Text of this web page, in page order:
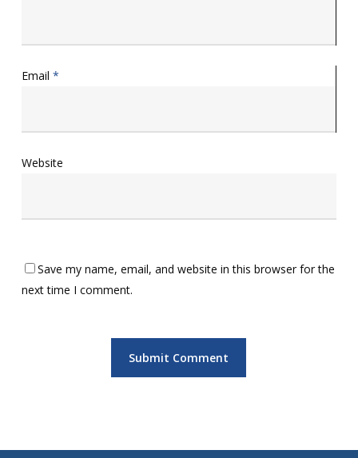
Email *
Website
Save my name, email, and website in this browser for the
next time I comment.